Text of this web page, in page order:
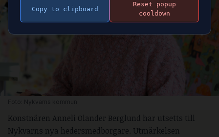
Konstnären Anneli Olander Berglund har utsetts till
Nykvarns nya hedersmedborgare. Utmärkelsen
Copy to clipboard
Reset popup
cooldown